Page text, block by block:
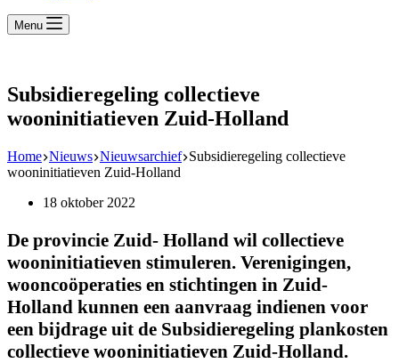
Menu
Subsidieregeling collectieve
wooninitiatieven Zuid-Holland
Home Nieuws Nieuwsarchief Subsidieregeling collectieve
wooninitiatieven Zuid-Holland
18 oktober 2022
De provincie Zuid- Holland wil collectieve
wooninitiatieven stimuleren. Verenigingen,
wooncoöperaties en stichtingen in Zuid-
Holland kunnen een aanvraag indienen voor
een bijdrage uit de Subsidieregeling plankosten
collectieve wooninitiatieven Zuid-Holland.